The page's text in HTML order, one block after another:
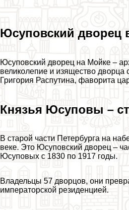
Юсуповский дворец
Юсуповский дворец на Мойке –
великолепие и изящество дворца
Григория Распутина, фаворита
Князья Юсуповы –
В старой части Петербурга на
веке. Это Юсуповский дворец –
Юсуповых с 1830 по 1917 годы.
Владельцы 57 дворцов, они
императорской резиденцией.